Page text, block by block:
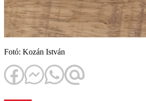
Fotó: Kozán István